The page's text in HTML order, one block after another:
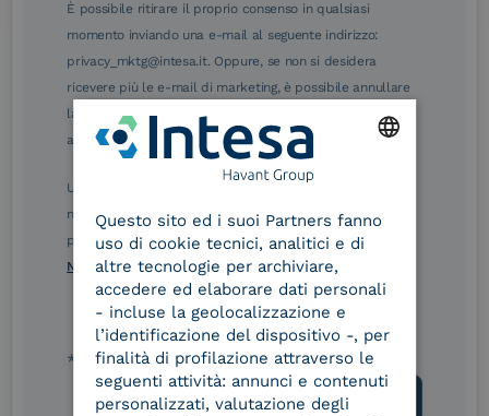
eIDAS Qualified Trust
Service Provider
eIDAS Qualified Trust
Remote Qualified
Electronic Signature /
Seal Creation
Service Provider e
Aggregatore SPID
Service Provider e
Aggregatore CIE
Conservatore
qualificato
UNI EN ISO 37001
È possibile ritirare il proprio consenso in qualsiasi
momento inviando una e-mail al seguente indirizzo:
privacy_mktg@intesa.it. Oppure, se non si desidera
ricevere più le e-mail di marketing, è possibile annullare
la sottoscrizione facendo clic sul relativo link di
annullamento sottoscrizione, in qualsiasi e-mail.
Ulteriori informazioni sulle procedure sono disponibili
nelle Norme di tutela della privacy INTESA. Inoltrando il
presente modulo, dichiaro di aver letto e compreso le
Norme di tutela della privacy INTESA.
* campo obbligatorio
ITALIAN
Questo sito ed i suoi Partners fanno
uso di cookie tecnici, analitici e di
altre tecnologie per archiviare,
accedere ed elaborare dati personali
- incluse la geolocalizzazione e
l’identificazione del dispositivo -, per
finalità di profilazione attraverso le
seguenti attività: annunci e contenuti
personalizzati, valutazione degli